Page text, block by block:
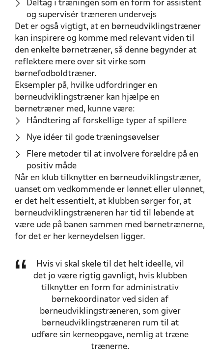
Deltag i træningen som en form for assistent
og supervisér træneren undervejs
Det er også vigtigt, at en børneudviklingstræner
kan inspirere og komme med relevant viden til
den enkelte børnetræner, så denne begynder at
reflektere mere over sit virke som
børnefodboldtræner.
Eksempler på, hvilke udfordringer en
børneudviklingstræner kan hjælpe en
børnetræner med, kunne være:
Håndtering af forskellige typer af spillere
Nye idéer til gode træningsøvelser
Flere metoder til at involvere forældre på en
positiv måde
Når en klub tilknytter en børneudviklingstræner,
uanset om vedkommende er lønnet eller ulønnet,
er det helt essentielt, at klubben sørger for, at
børneudviklingstræneren har tid til løbende at
være ude på banen sammen med børnetrænerne,
for det er her kerneydelsen ligger.
Hvis vi skal skele til det helt ideelle, vil
det jo være rigtig gavnligt, hvis klubben
tilknytter en form for administrativ
børnekoordinator ved siden af
børneudviklingstræneren, som giver
børneudviklingstræneren rum til at
udføre sin kerneopgave, nemlig at træne
trænerne.